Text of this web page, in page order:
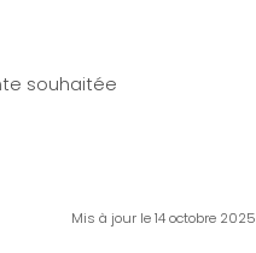
souhaitée
Mis à jour le 14 octobre 2025